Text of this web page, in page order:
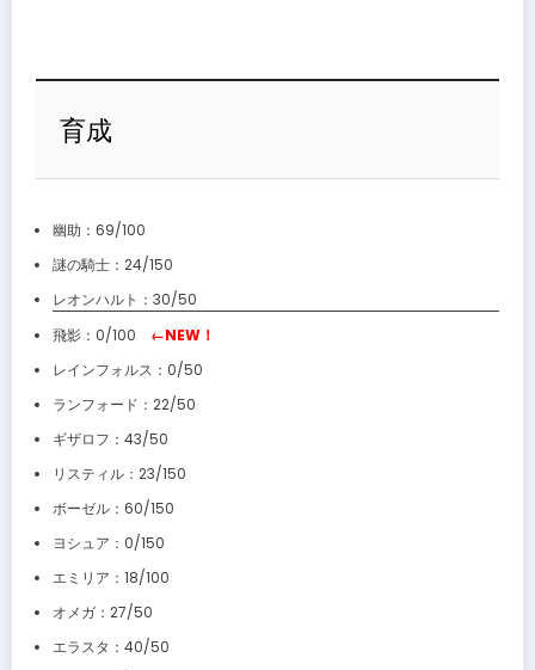
育成
幽助：69/100
謎の騎士：24/150
レオンハルト：30/50
飛影：0/100 ←NEW！
レインフォルス：0/50
ランフォード：22/50
ギザロフ：43/50
リスティル：23/150
ボーゼル：60/150
ヨシュア：0/150
エミリア：18/100
オメガ：27/50
エラスタ：40/50